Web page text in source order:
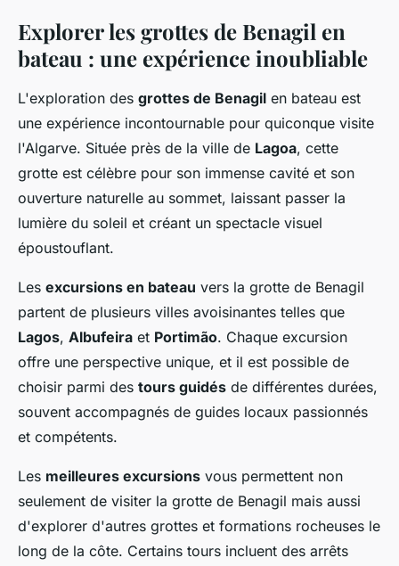
Explorer les grottes de Benagil en
bateau : une expérience inoubliable
L'exploration des grottes de Benagil en bateau est
une expérience incontournable pour quiconque visite
l'Algarve. Située près de la ville de Lagoa, cette
grotte est célèbre pour son immense cavité et son
ouverture naturelle au sommet, laissant passer la
lumière du soleil et créant un spectacle visuel
époustouflant.
Les excursions en bateau vers la grotte de Benagil
partent de plusieurs villes avoisinantes telles que
Lagos, Albufeira et Portimão. Chaque excursion
offre une perspective unique, et il est possible de
choisir parmi des tours guidés de différentes durées,
souvent accompagnés de guides locaux passionnés
et compétents.
Les meilleures excursions vous permettent non
seulement de visiter la grotte de Benagil mais aussi
d'explorer d'autres grottes et formations rocheuses le
long de la côte. Certains tours incluent des arrêts